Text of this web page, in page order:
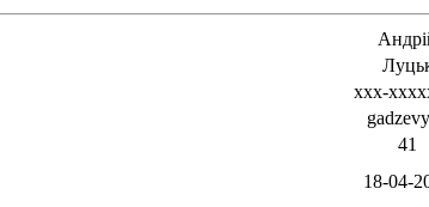
xxx-
41
18-04-